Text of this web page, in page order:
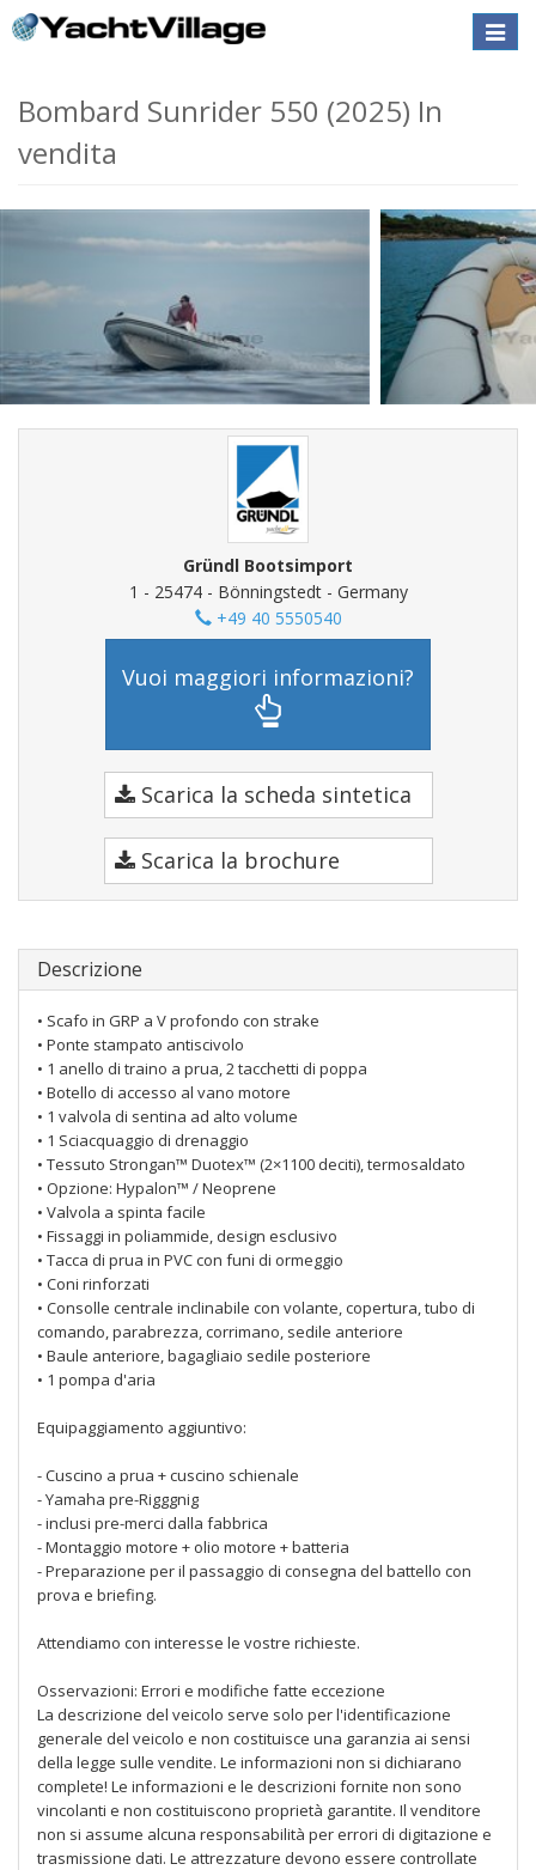
Toggle
Bombard Sunrider 550 (2025) In
vendita
Gründl Bootsimport
1 - 25474 - Bönningstedt - Germany
+49 40 5550540
Vuoi maggiori informazioni?
Scarica la scheda sintetica
Scarica la brochure
Descrizione
• Scafo in GRP a V profondo con strake
• Ponte stampato antiscivolo
• 1 anello di traino a prua, 2 tacchetti di poppa
• Botello di accesso al vano motore
• 1 valvola di sentina ad alto volume
• 1 Sciacquaggio di drenaggio
• Tessuto Strongan™ Duotex™ (2×1100 deciti), termosaldato
• Opzione: Hypalon™ / Neoprene
• Valvola a spinta facile
• Fissaggi in poliammide, design esclusivo
• Tacca di prua in PVC con funi di ormeggio
• Coni rinforzati
• Consolle centrale inclinabile con volante, copertura, tubo di
comando, parabrezza, corrimano, sedile anteriore
• Baule anteriore, bagagliaio sedile posteriore
• 1 pompa d'aria
Equipaggiamento aggiuntivo:
- Cuscino a prua + cuscino schienale
- Yamaha pre-Rigggnig
- inclusi pre-merci dalla fabbrica
- Montaggio motore + olio motore + batteria
- Preparazione per il passaggio di consegna del battello con
prova e briefing.
Attendiamo con interesse le vostre richieste.
Osservazioni: Errori e modifiche fatte eccezione
La descrizione del veicolo serve solo per l'identificazione
generale del veicolo e non costituisce una garanzia ai sensi
della legge sulle vendite. Le informazioni non si dichiarano
complete! Le informazioni e le descrizioni fornite non sono
vincolanti e non costituiscono proprietà garantite. Il venditore
non si assume alcuna responsabilità per errori di digitazione e
trasmissione dati. Le attrezzature devono essere controllate